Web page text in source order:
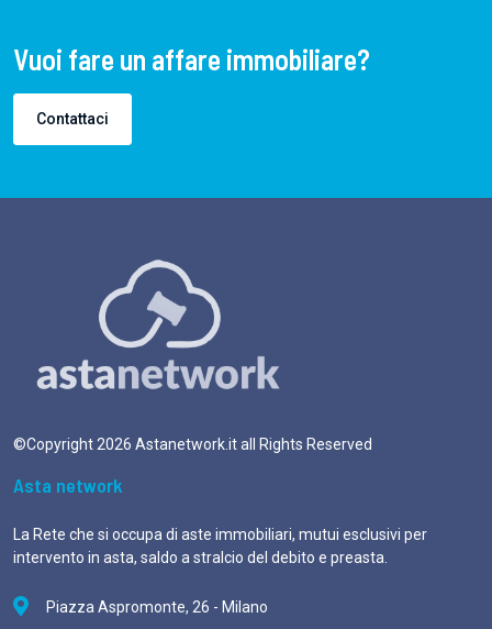
Vuoi fare un affare immobiliare?
Contattaci
©Copyright 2026 Astanetwork.it all Rights Reserved
Asta network
La Rete che si occupa di aste immobiliari, mutui esclusivi per
intervento in asta, saldo a stralcio del debito e preasta.
Piazza Aspromonte, 26 - Milano